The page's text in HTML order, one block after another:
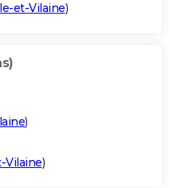
et-Vilaine)
)
Vilaine)